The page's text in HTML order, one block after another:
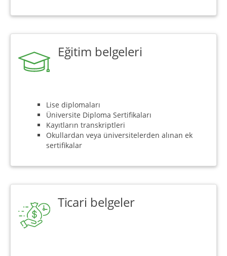
Eğitim belgeleri
Lise diplomaları
Üniversite Diploma Sertifikaları
Kayıtların transkriptleri
Okullardan veya üniversitelerden alınan ek
sertifikalar
Ticari belgeler